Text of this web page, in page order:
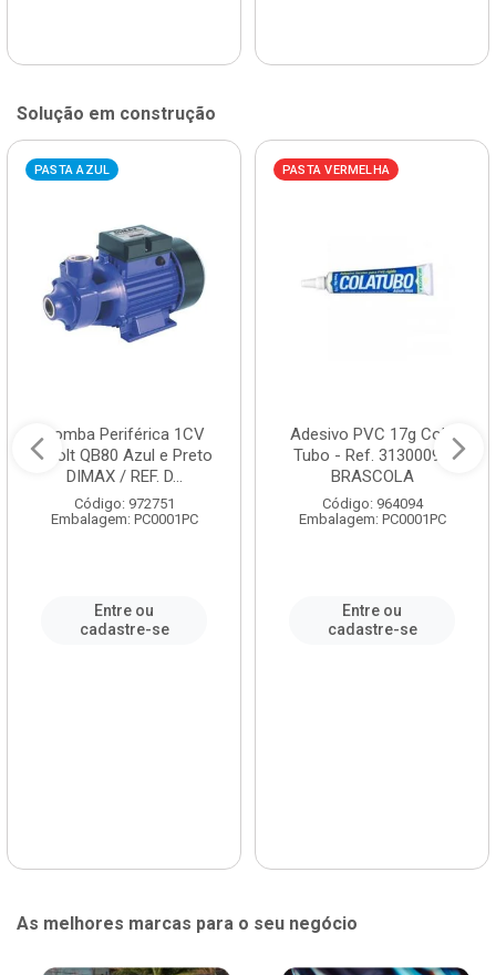
Solução em construção
PASTA AZUL
Bomba Periférica 1CV
Bivolt QB80 Azul e Preto
DIMAX / REF. D...
Código: 972751
Embalagem: PC0001PC
Entre ou
cadastre-se
PASTA VERMELHA
Adesivo PVC 17g Cola
Tubo - Ref. 3130009 -
BRASCOLA
Código: 964094
Embalagem: PC0001PC
Entre ou
cadastre-se
As melhores marcas para o seu negócio